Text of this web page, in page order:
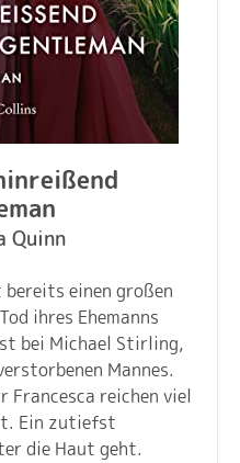
Quinn
einen großen
ihres Ehemanns
bei Michael Stirling,
Mannes.
Francesca reichen viel
Ein zutiefst
die Haut geht.